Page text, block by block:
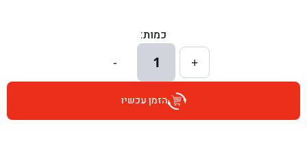
בן גל - הרצל 6, גדרה - גדרה
בן גל - שדרות דוד בן גוריון 8, באר שבע - באר שבע
כמות:
+
1
-
הזמן עכשיו